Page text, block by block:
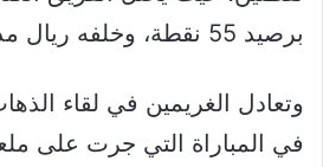
برصيد 55 نقطة، وخلفه ريال مدريد بـ 53 نقطة.
وتعادل الغريمين في لقاء
في المباراة التي جرت على